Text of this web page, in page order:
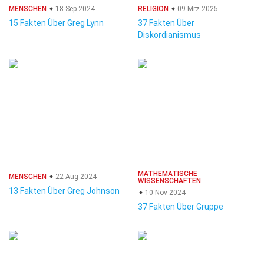
MENSCHEN 18 Sep 2024
15 Fakten Über Greg Lynn
RELIGION 09 Mrz 2025
37 Fakten Über
Diskordianismus
MENSCHEN 22 Aug 2024
13 Fakten Über Greg Johnson
MATHEMATISCHE
WISSENSCHAFTEN
10 Nov 2024
37 Fakten Über Gruppe